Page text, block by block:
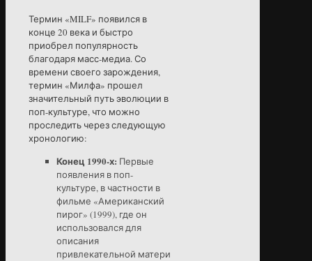
Термин «MILF» появился в
конце 20 века и быстро
приобрел популярность
благодаря масс-медиа. Со
времени своего зарождения,
термин «Милфа» прошел
значительный путь эволюции в
поп-культуре, что можно
проследить через следующую
хронологию:
Конец 1990-х: Первые
появления в поп-
культуре, в частности в
фильме «Американский
пирог» (1999), где он
использовался для
описания
привлекательной матери